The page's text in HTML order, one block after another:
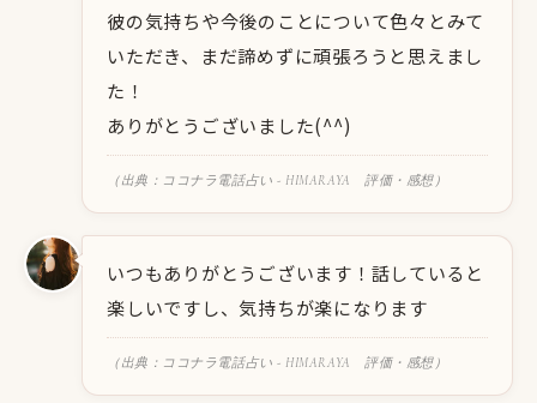
彼の気持ちや今後のことについて色々とみて
いただき、まだ諦めずに頑張ろうと思えまし
た！
ありがとうございました(^^)
（出典：ココナラ電話占い - HIMARAYA 評価・感想）
いつもありがとうございます！話していると
楽しいですし、気持ちが楽になります
（出典：ココナラ電話占い - HIMARAYA 評価・感想）